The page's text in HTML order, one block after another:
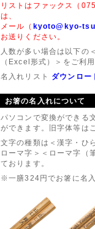
リストはファックス（
は、
メール（ kyoto@kyo-
お送りください。
人数が多い場合は以下の
（Excel形式）＞をご利用
名入れリスト ダウンロー
お箸の名入れについて
パソコンで変換ができる
ができます。旧字体等は
文字の種類は＜漢字・ひ
ローマ字＞＜ローマ字（
ております。
※一膳324円でお箸に名入